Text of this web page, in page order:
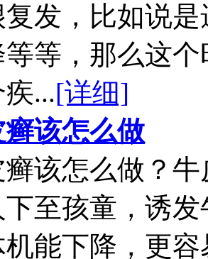
发，比如说
等，那么这
...[详细]
该怎么做
该怎么做？
至孩童，诱
能下降，更